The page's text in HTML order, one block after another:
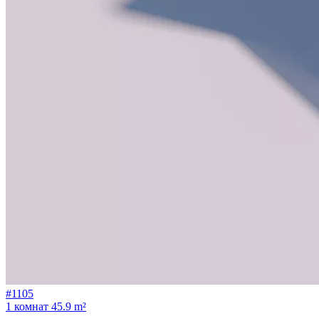
#1105
1 комнат 45.9 m²